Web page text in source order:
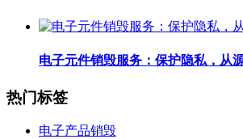
电子元件销毁服务：保护隐私，从
热门标签
电子产品销毁